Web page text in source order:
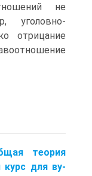
не
уголовно-
отри­цание
теория
курс для ву­